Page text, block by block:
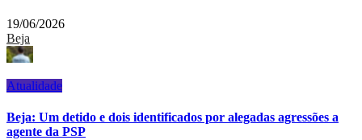
19/06/2026
Beja
Atualidade
Beja: Um detido e dois identificados por alegadas agressões a
agente da PSP